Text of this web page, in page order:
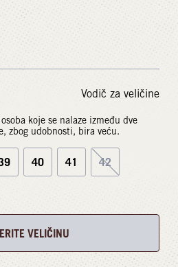
Vodič za veličine
koje se nalaze između dve
zbog udobnosti, bira veću.
40 41 42
VELIČINU